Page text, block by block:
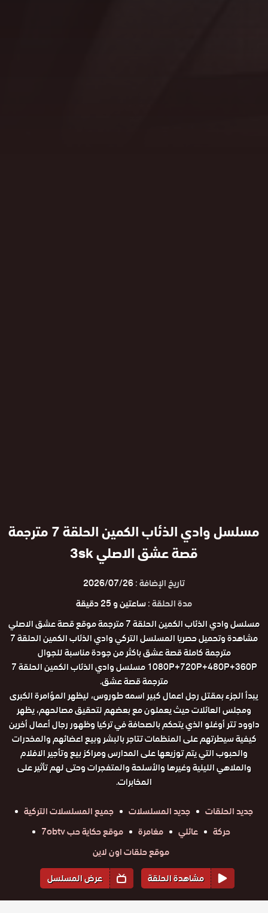
مسلسل وادي الذئاب الكمين الحلقة 7 مترجمة
قصة عشق الاصلي 3sk
تاريخ الإضافة :2026/07/26
مدة الحلقة :ساعتين و 25 دقيقة
مسلسل وادي الذئاب الكمين الحلقة 7 مترجمة موقع قصة عشق الاصلي
مشاهدة وتحميل حصريا المسلسل التركي وادي الذئاب الكمين الحلقة 7
مترجمة كاملة قصة عشق باكثر من جودة مناسبة للجوال
1080P+720P+480P+360P مسلسل وادي الذئاب الكمين الحلقة 7
مترجمة قصة عشق.
يبدأ الجزء بمقتل رجل اعمال كبير اسمه طوروس، ليظهر المؤامرة الكبرى
ومجلس العائلات حيث يعملون مع بعضهم لتحقيق مصالحهم، يظهر
داوود تتر أوغلو الذي يتحكم بالصحافة في تركيا وظهور رجال أعمال أخرين
كيفية سيطرتهم على المنظمات تتاجر بالبشر وبيع اعضائهم والمخدرات
والحبوب التي يتم توزيعها على المدارس ومراكز بيع وتأجير الافلام
والملاهي الليلية وغيرها والأسلحة والمتفجرات وحتى لهم تأثير على
المخابرات.
جديد الحلقات
جديد المسلسلات
جميع المسلسلات التركية
حركة
عائلي مغامرة
موقع حكاية حب 7obtv
موقع حلقات اون لاين
مشاهدة الحلقة
عرض المسلسل